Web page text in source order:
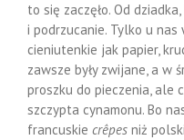
to się zaczęło. Od
i podrzucanie. Tylko u nas
cieniutenkie jak papier,
zawsze były zwijane, a w
proszku do pieczenia, ale
szczypta cynamonu. Bo
francuskie crêpes niż